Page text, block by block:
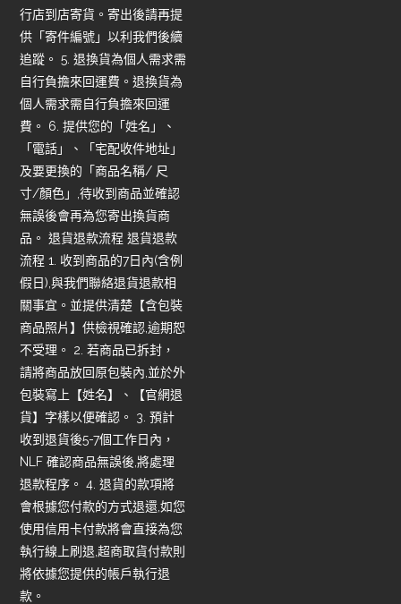
行店到店寄貨。寄出後請再提
供「寄件編號」以利我們後續
追蹤。 5. 退換貨為個人需求需
自行負擔來回運費。退換貨為
個人需求需自行負擔來回運
費。 6. 提供您的「姓名」、
「電話」、「宅配收件地址」
及要更換的「商品名稱/ 尺
寸/顏色」,待收到商品並確認
無誤後會再為您寄出換貨商
品。 退貨退款流程 退貨退款
流程 1. 收到商品的7日內(含例
假日),與我們聯絡退貨退款相
關事宜。並提供清楚【含包裝
商品照片】供檢視確認,逾期恕
不受理。 2. 若商品已拆封，
請將商品放回原包裝內,並於外
包裝寫上【姓名】、【官網退
貨】字樣以便確認。 3. 預計
收到退貨後5-7個工作日內，
NLF 確認商品無誤後,將處理
退款程序。 4. 退貨的款項將
會根據您付款的方式退還,如您
使用信用卡付款將會直接為您
執行線上刷退,超商取貨付款則
將依據您提供的帳戶執行退
款。